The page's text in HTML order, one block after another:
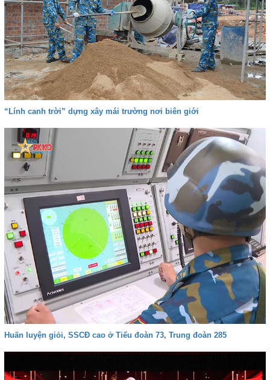
“Lính canh trời” dựng xây mái trường nơi biên giới
Huấn luyện giỏi, SSCĐ cao ở Tiểu đoàn 73, Trung đoàn 285